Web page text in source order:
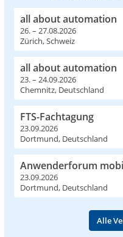
all about automation
26. – 27.08.2026
Zürich, Schweiz
all about automation
23. – 24.09.2026
Chemnitz, Deutschland
FTS-Fachtagung
23.09.2026
Dortmund, Deutschland
Anwenderforum
23.09.2026
Dortmund, Deutschland
Alle